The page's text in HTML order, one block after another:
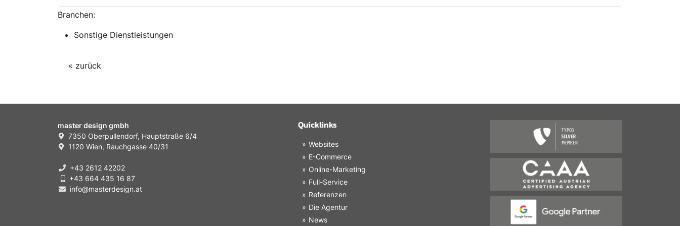
Branchen:
Sonstige Dienstleistungen
« zurück
master design gmbh
7350 Oberpullendorf, Hauptstraße 6/4
1120 Wien, Rauchgasse 40/31
+43 2612 42202
+43 664 435 16 87
info@masterdesign.at
Quicklinks
Websites
E-Commerce
Online-Marketing
Full-Service
Referenzen
Die Agentur
News